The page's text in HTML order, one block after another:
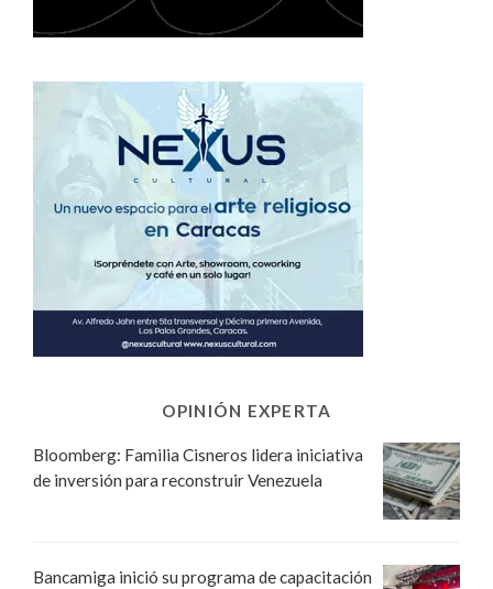
OPINIÓN EXPERTA
Bloomberg: Familia Cisneros lidera iniciativa
de inversión para reconstruir Venezuela
Bancamiga inició su programa de capacitación